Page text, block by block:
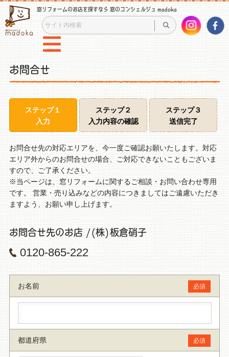
窓リフォームのお店を探すなら 窓のコンシェルジュ madoka
お問合せ
ステップ１
入力
ステップ２
入力内容の確認
ステップ３
送信完了
お問合せ先の対応エリアを、今一度ご確認お願いたします。対応
エリア外からのお問合せの場合、ご対応できないこともございま
すので、ご了承ください。
※当ページは、窓リフォームに関するご相談・お問い合わせ専用
です。 営業・売り込みなどの内容につきましてはご遠慮いただき
ますよう、お願い申し上げます。
お問合せ先のお店 /(株)板倉硝子
0120-865-222
お名前 必須
都道府県 必須